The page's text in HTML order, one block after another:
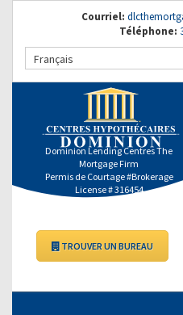
Courriel:
Téléphone:
Français
Dominion Lending Centres The
Mortgage Firm
Permis de Courtage #Brokerage
License # 316454
TROUVER UN BUREAU